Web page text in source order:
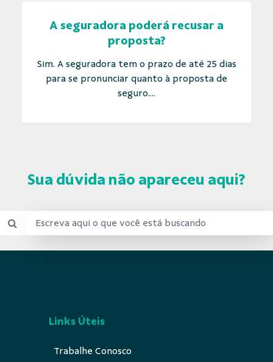
A seguradora poderá recusar a
proposta?
Sim. A seguradora tem o prazo de até 25 dias
para se pronunciar quanto à proposta de
seguro....
Sua dúvida não apareceu aqui?
Links Úteis
Trabalhe Conosco